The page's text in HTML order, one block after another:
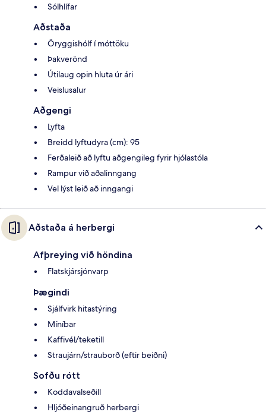
Sólhlífar
Aðstaða
Öryggishólf í móttöku
Þakverönd
Útilaug opin hluta úr ári
Veislusalur
Aðgengi
Lyfta
Breidd lyftudyra (cm): 95
Ferðaleið að lyftu aðgengileg fyrir hjólastóla
Rampur við aðalinngang
Vel lýst leið að inngangi
Aðstaða á herbergi
Afþreying við höndina
Flatskjársjónvarp
Þægindi
Sjálfvirk hitastýring
Míníbar
Kaffivél/teketill
Straujárn/strauborð (eftir beiðni)
Sofðu rótt
Koddavalseðill
Hljóðeinangruð herbergi